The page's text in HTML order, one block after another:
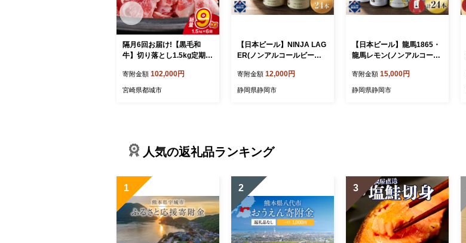
隔月6回お届け!【黒毛和
牛】切り落とし1.5kg定期便
寄附金額 102,000円
宮崎県都城市
【日本ビール】NINJA LAG
ER(ノンアルコールビール)3
み)＋オリジナル缶クージー
寄附金額 12,000円
静岡県静岡市
【日本ビール】龍馬1865・
龍馬レモン(ノンアルコール
ー
寄附金額 15,000円
静岡県静岡市
人気の返礼品ランキング
1 2 3